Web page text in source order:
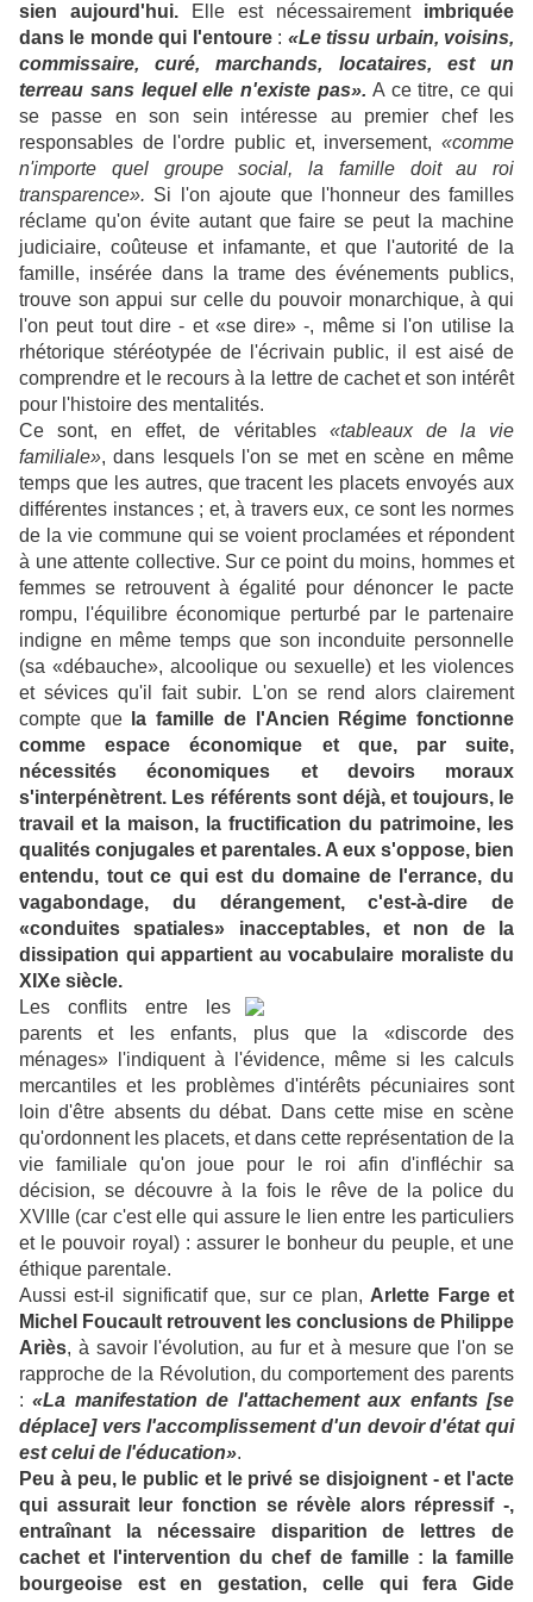
sien aujourd'hui. Elle est nécessairement imbriquée
dans le monde qui l'entoure: «Le tissu urbain, voisins,
commissaire, curé, marchands, locataires, est un
terreau sans lequel elle n'existe pas». A ce titre, ce qui
se passe en son sein intéresse au premier chef les
responsables de l'ordre public et, inversement, «comme
n'importe quel groupe social, la famille doit au roi
transparence». Si l'on ajoute que l'honneur des familles
réclame qu'on évite autant que faire se peut la machine
judiciaire, coûteuse et infamante, et que l'autorité de la
famille, insérée dans la trame des événements publics,
trouve son appui sur celle du pouvoir monarchique, à qui
l'on peut tout dire - et «se dire» -, même si l'on utilise la
rhétorique stéréotypée de l'écrivain public, il est aisé de
comprendre et le recours à la lettre de cachet et son intérêt
pour l'histoire des mentalités.
Ce sont, en effet, de véritables «tableaux de la vie
familiale», dans lesquels l'on se met en scène en même
temps que les autres, que tracent les placets envoyés aux
différentes instances ; et, à travers eux, ce sont les normes
de la vie commune qui se voient proclamées et répondent
à une attente collective. Sur ce point du moins, hommes et
femmes se retrouvent à égalité pour dénoncer le pacte
rompu, l'équilibre économique perturbé par le partenaire
indigne en même temps que son inconduite personnelle
(sa «débauche», alcoolique ou sexuelle) et les violences
et sévices qu'il fait subir. L'on se rend alors clairement
compte que
la famille de l'Ancien Régime fonctionne
comme espace économique et que, par suite,
nécessités économiques et devoirs moraux
s'interpénètrent. Les référents sont déjà, et toujours, le
travail et la maison, la fructification du patrimoine, les
qualités conjugales et parentales. A eux s'oppose, bien
entendu, tout ce qui est du domaine de l'errance, du
vagabondage, du dérangement, c'est-à-dire de
«conduites spatiales» inacceptables, et non de la
dissipation qui appartient au vocabulaire moraliste du
XIXe siècle.
Les conflits entre les
parents et les enfants, plus que la «discorde des
ménages» l'indiquent à l'évidence, même si les calculs
mercantiles et les problèmes d'intérêts pécuniaires sont
loin d'être absents du débat. Dans cette mise en scène
qu'ordonnent les placets, et dans cette représentation de la
vie familiale qu'on joue pour le roi afin d'infléchir sa
décision, se découvre à la fois le rêve de la police du
XVIIIe (car c'est elle qui assure le lien entre les particuliers
et le pouvoir royal) : assurer le bonheur du peuple, et une
éthique parentale.
Aussi est-il significatif que, sur ce plan, Arlette Farge et
Michel Foucault retrouvent les conclusions de Philippe
Ariès, à savoir l'évolution, au fur et à mesure que l'on se
rapproche de la Révolution, du comportement des parents
:«La manifestation de l'attachement aux enfants [se
déplace] vers l'accomplissement d'un devoir d'état qui
est celui de l'éducation».
Peu à peu, le public et le privé se disjoignent - et l'acte
qui assurait leur fonction se révèle alors répressif -,
entraînant la nécessaire disparition de lettres de
cachet et l'intervention du chef de famille : la famille
bourgeoise est en gestation, celle qui fera Gide